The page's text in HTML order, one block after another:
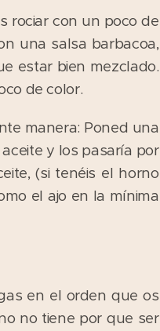
rociar con un poco de
una salsa barbacoa,
estar bien mezclado.
de color.
manera: Poned una
y los pasaría por
(si tenéis el horno
el ajo en la mínima
en el orden que os
no tiene por que ser